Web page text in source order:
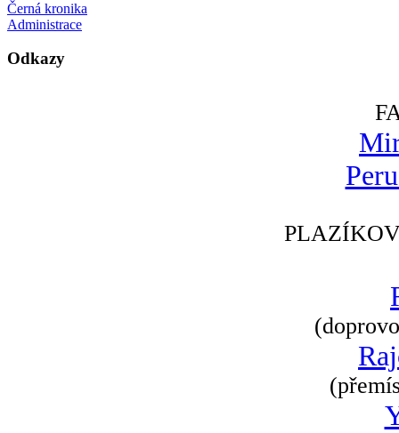
Černá kronika
Administrace
Odkazy